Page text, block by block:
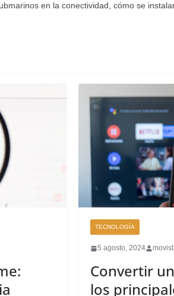
en la conectividad, cómo se
TECNOLOGÍA
5 agosto, 2024
Convertir
los